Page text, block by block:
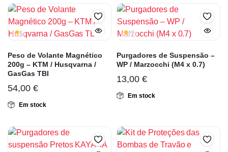
Peso de Volante Magnético
200g – KTM / Husqvarna /
GasGas TBI
54,00 €
Em stock
Purgadores de Suspensão –
WP / Marzocchi (M4 x 0.7)
13,00 €
Em stock